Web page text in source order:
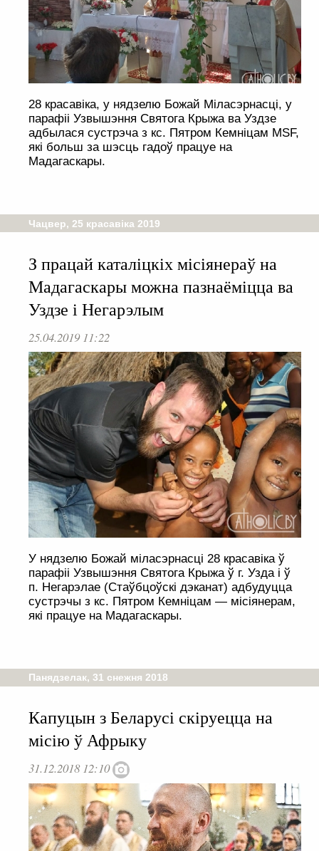
28 красавіка, у нядзелю Божай Міласэрнасці, у
парафіі Узвышэння Святога Крыжа ва Уздзе
адбылася сустрэча з кс. Пятром Кемніцам MSF,
які больш за шэсць гадоў працуе на
Мадагаскары.
Чацвер, 25 красавіка 2019
З працай каталіцкіх місіянераў на
Мадагаскары можна пазнаёміцца ва
Уздзе і Негарэлым
25.04.2019 11:22
У нядзелю Божай міласэрнасці 28 красавіка ў
парафіі Узвышэння Святога Крыжа ў г. Узда і ў
п. Негарэлае (Стаўбцоўскі дэканат) адбудуцца
сустрэчы з кс. Пятром Кемніцам — місіянерам,
які працуе на Мадагаскары.
Панядзелак, 31 снежня 2018
Капуцын з Беларусі скіруецца на
місію ў Афрыку
31.12.2018 12:10